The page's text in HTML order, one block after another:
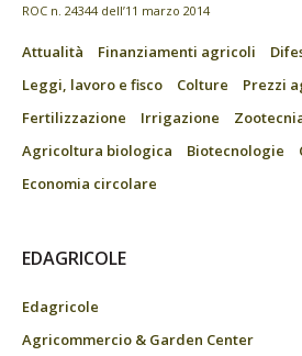
ROC n. 24344 dell’11 marzo 2014
Attualità Finanziamenti agricoli
Leggi, lavoro e fisco
Colture
Prezzi
Fertilizzazione
Irrigazione
Agricoltura biologica
Biotecnologie
Economia circolare
EDAGRICOLE
Edagricole
Agricommercio & Garden Center